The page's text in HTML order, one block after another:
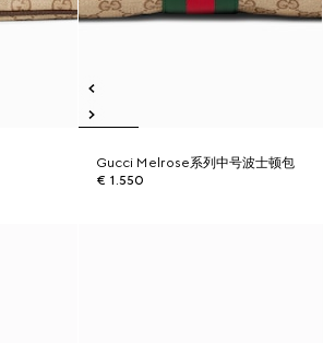
Gucci Melrose系列中号波士顿包
€ 1.550